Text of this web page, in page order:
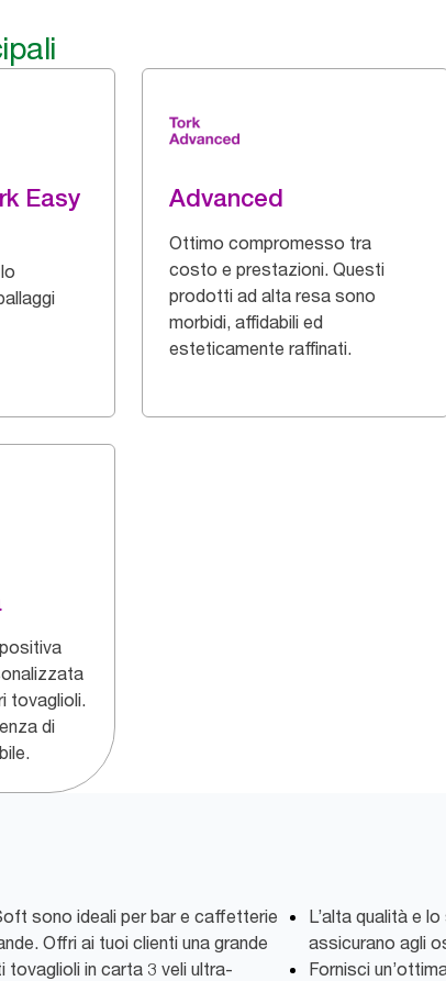
Easy
Advanced
Ottimo compromesso tra
costo e prestazioni. Questi
prodotti ad alta resa sono
morbidi, affidabili ed
esteticamente raffinati.
tovaglioli.
di
sono ideali per bar e caffetterie
Offri ai tuoi clienti una grande
tovaglioli in carta 3 veli ultra-
L’alta qualità e
assicurano agli
Fornisci